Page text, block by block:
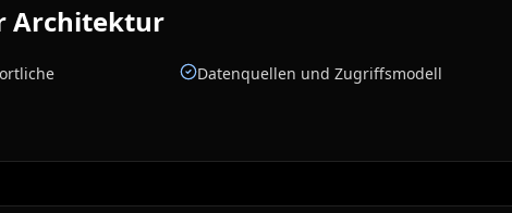
Architektur
Datenquellen und Zugriffsmodell